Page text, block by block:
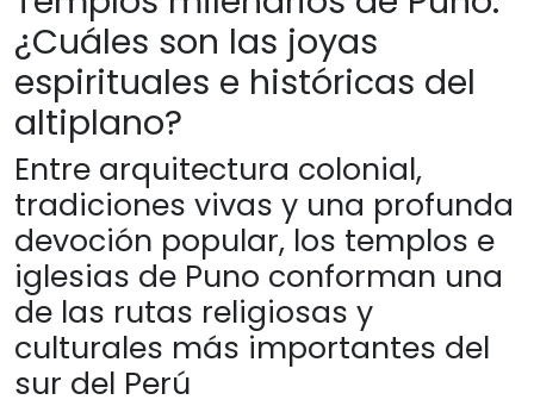
¿Cuáles son las joyas
espirituales e históricas del
altiplano?
Entre arquitectura colonial,
tradiciones vivas y una profunda
devoción popular, los templos e
iglesias de Puno conforman una
de las rutas religiosas y
culturales más importantes del
sur del Perú